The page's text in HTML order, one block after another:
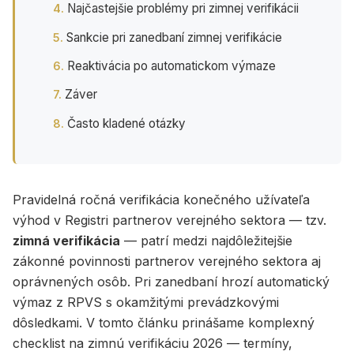
Najčastejšie problémy pri zimnej verifikácii
Sankcie pri zanedbaní zimnej verifikácie
Reaktivácia po automatickom výmaze
Záver
Často kladené otázky
Pravidelná ročná verifikácia konečného užívateľa
výhod v Registri partnerov verejného sektora — tzv.
zimná verifikácia — patrí medzi najdôležitejšie
zákonné povinnosti partnerov verejného sektora aj
oprávnených osôb. Pri zanedbaní hrozí automatický
výmaz z RPVS s okamžitými prevádzkovými
dôsledkami. V tomto článku prinášame komplexný
checklist na zimnú verifikáciu 2026 — termíny,